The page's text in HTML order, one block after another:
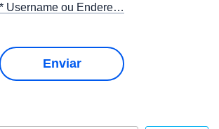
CITIES
* Username ou Endereço de Email
Enviar